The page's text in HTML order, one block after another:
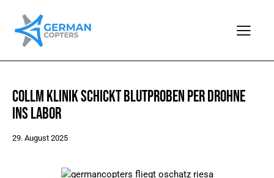
COLLM KLINIK SCHICKT BLUTPROBEN PER DROHNE
INS LABOR
29. August 2025